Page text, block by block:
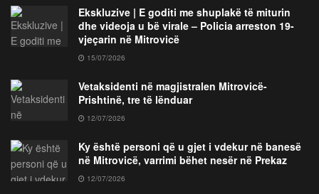
Ekskluzive | E goditi me shuplakë të miturin
dhe videoja u bë virale – Policia arreston 19-
vjeçarin në Mitrovicë
15/07/2026
Vetaksidenti në magjistralen Mitrovicë-
Prishtinë, tre të lënduar
12/07/2026
Ky është personi që u gjet i vdekur në banesë
në Mitrovicë, varrimi bëhet nesër në Prekaz
12/07/2026